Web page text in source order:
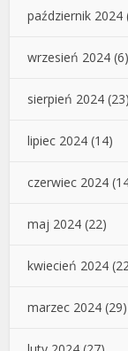
październik 2024
wrzesień 2024 (6)
sierpień 2024 (23)
lipiec 2024 (14)
czerwiec 2024
maj 2024 (22)
kwiecień 2024
marzec 2024 (29)